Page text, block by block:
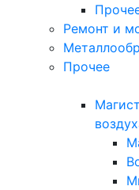
Ремонт и
Прочее